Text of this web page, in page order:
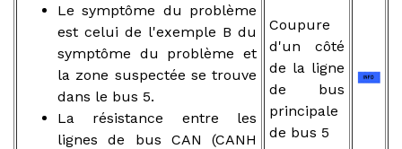
Le symptôme du problème
est celui de l'exemple B du
symptôme du problème et
la zone suspectée se trouve
dans le bus 5.
La résistance entre les
lignes de bus CAN (CANH
Coupure
d'un côté
de la ligne
de bus
principale
de bus 5